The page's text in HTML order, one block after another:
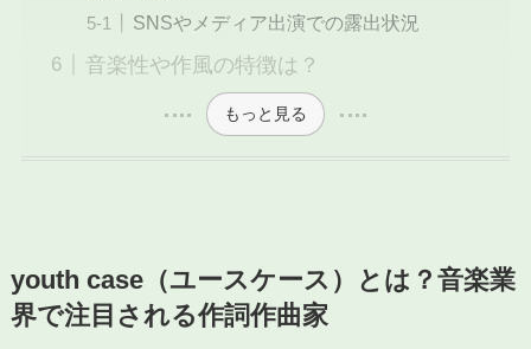
SNSやメディア出演での露出状況
音楽性や作風の特徴は？
もっと見る
youth case（ユースケース）とは？音楽業
界で注目される作詞作曲家